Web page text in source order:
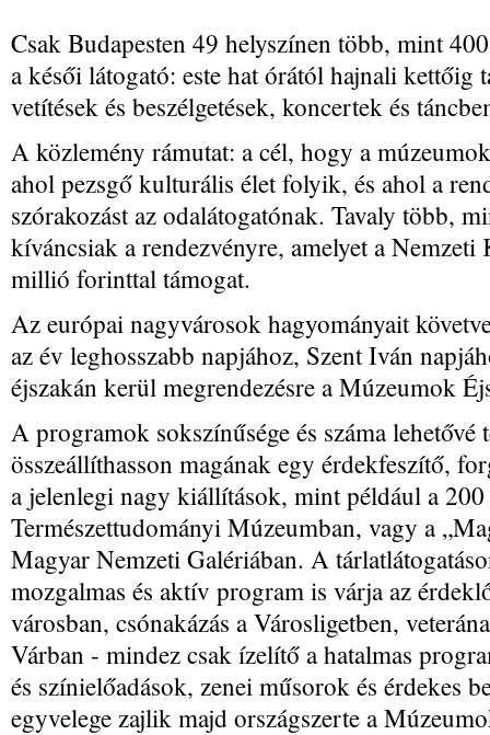
Csak Budapesten 49 helyszínen több, mint
a késői látogató: este hat órától hajnali kettőig
vetítések és beszélgetések, koncertek és
A közlemény rámutat: a cél, hogy a
ahol pezsgő kulturális élet folyik, és ahol a
szórakozást az odalátogatónak. Tavaly több,
kíváncsiak a rendezvényre, amelyet a
millió forinttal támogat.
Az európai nagyvárosok hagyományait
az év leghosszabb napjához, Szent Iván
éjszakán kerül megrendezésre a Múzeumok
A programok sokszínűsége és száma
összeállíthasson magának egy érdekfeszítő,
a jelenlegi nagy kiállítások, mint például a 200
Természettudományi Múzeumban, vagy a
Magyar Nemzeti Galériában. A
mozgalmas és aktív program is várja az
városban, csónakázás a Városligetben,
Várban - mindez csak ízelítő a hatalmas
és színielőadások, zenei műsorok és érdekes
egyvelege zajlik majd országszerte a